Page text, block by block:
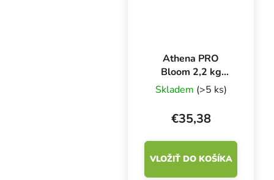
Athena PRO
Bloom 2,2 kg
BAG, základné
hnojivo na
kvitnutie
Skladem (>5 ks)
€35,38
VLOŽIŤ DO KOŠÍKA